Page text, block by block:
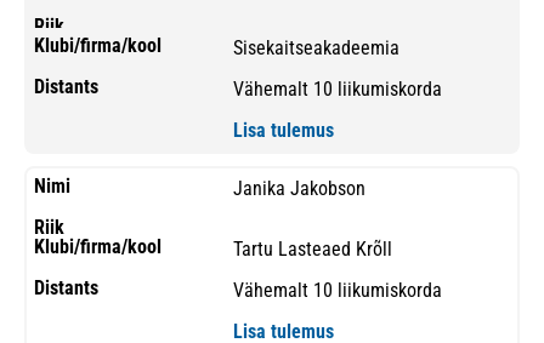
Sisekaitseakadeemia
Vähemalt 10 liikumiskorda
Lisa tulemus
Janika Jakobson
Tartu Lasteaed Krõll
Vähemalt 10 liikumiskorda
Lisa tulemus